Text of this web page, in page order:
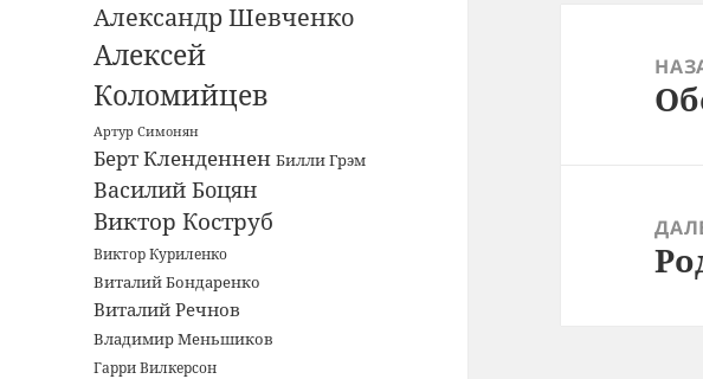
Александр Шевченко
Алексей
Коломийцев
Артур Симонян
Берт Кленденнен Билли Грэм
Василий Боцян
Виктор Коструб
Виктор Куриленко
Виталий Бондаренко
Виталий Речнов
Владимир Меньшиков
Гарри Вилкерсон
записям